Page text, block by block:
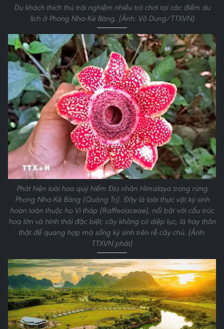
Du khách thích thú trải nghiệm nhiều trò chơi tại các điểm du
lịch ở Phong Nha-Kẻ Bàng. (Ảnh: Võ Dung/TTXVN)
Phát hiện loài hoa quý hiếm Địa nhãn Himalaya trong rừng
Phong Nha-Kẻ Bàng (Quảng Trị). Đây là loài thực vật ký sinh
hoàn toàn thuộc họ Vi tháp (Rafflesiaceae), nổi bật với cấu trúc
hoa lớn và hình thái đặc biệt; cây không có diệp lục, lá hay thân
thật để quang hợp mà sống ký sinh trên rễ cây chủ. (Ảnh:
TTXVN phát)